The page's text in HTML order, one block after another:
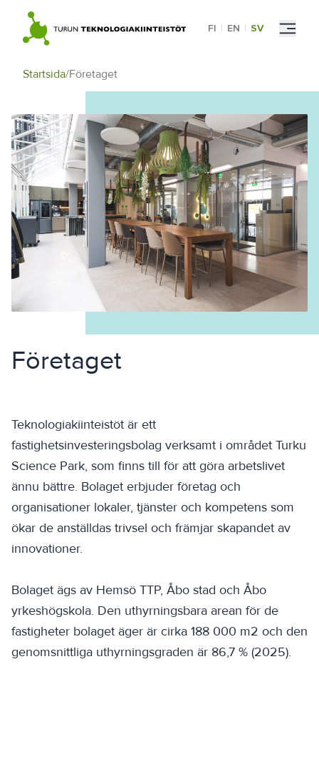
content
FI | EN | SV
Startsida/Företaget
Företaget
Teknologiakiinteistöt är ett
fastighetsinvesteringsbolag verksamt i området Turku
Science Park, som finns till för att göra arbetslivet
ännu bättre. Bolaget erbjuder företag och
organisationer lokaler, tjänster och kompetens som
ökar de anställdas trivsel och främjar skapandet av
innovationer.
Bolaget ägs av Hemsö TTP, Åbo stad och Åbo
yrkeshögskola. Den uthyrningsbara arean för de
fastigheter bolaget äger är cirka 188 000 m2 och den
genomsnittliga uthyrningsgraden är 86,7 % (2025).